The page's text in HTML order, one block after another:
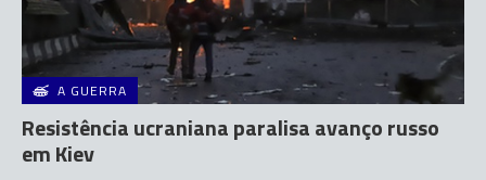
A GUERRA
Resistência ucraniana paralisa avanço russo
em Kiev